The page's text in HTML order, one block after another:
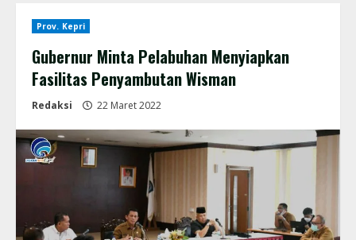
Prov. Kepri
Gubernur Minta Pelabuhan Menyiapkan
Fasilitas Penyambutan Wisman
Redaksi 22 Maret 2022